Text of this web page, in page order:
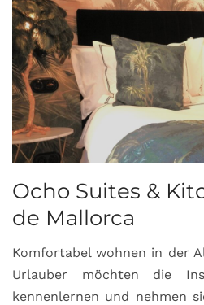
Ocho Suites &
de Mallorca
Komfortabel wohnen in der
Urlauber möchten die
kennenlernen und nehmen